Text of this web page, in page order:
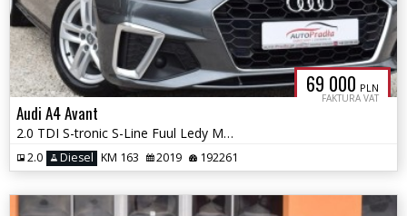
69 000 PLN
FAKTURA VAT
Audi A4 Avant
2.0 TDI S-tronic S-Line Fuul Ledy Matrix Łopatki VAT-23%
2.0 Diesel KM 163 2019 192261